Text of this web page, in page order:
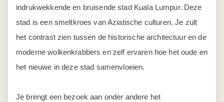
indrukwekkende en bruisende stad Kuala Lumpur. Deze
stad is een smeltkroes van Aziatische culturen. Je zult
het contrast zien tussen de historische architectuur en de
moderne wolkenkrabbers en zelf ervaren hoe het oude en
het nieuwe in deze stad samenvloeien.
Je brengt een bezoek aan onder andere het